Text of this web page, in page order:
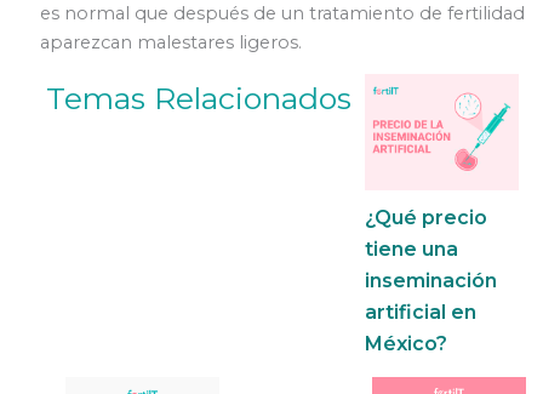
es normal que después de un tratamiento de fertilidad
aparezcan malestares ligeros.
Temas Relacionados
¿Qué precio
tiene una
inseminación
artificial en
México?